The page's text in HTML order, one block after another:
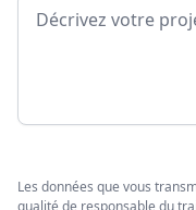
Les données que vous